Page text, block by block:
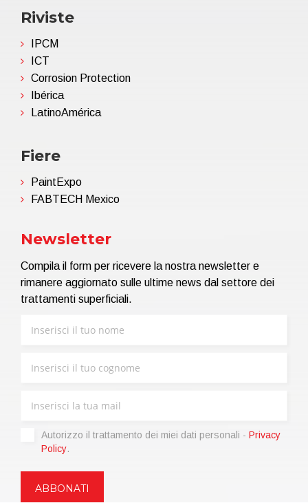
Riviste
IPCM
ICT
Corrosion Protection
Ibérica
LatinoAmérica
Fiere
PaintExpo
FABTECH Mexico
Newsletter
Compila il form per ricevere la nostra newsletter e
rimanere aggiornato sulle ultime news dal settore dei
trattamenti superficiali.
Autorizzo il trattamento dei miei dati personali - Privacy
Policy.